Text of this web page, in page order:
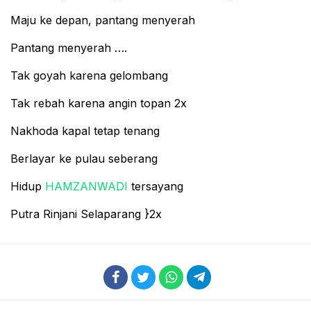
Maju ke depan, pantang menyerah
Pantang menyerah ….
Tak goyah karena gelombang
Tak rebah karena angin topan 2x
Nakhoda kapal tetap tenang
Berlayar ke pulau seberang
Hidup HAMZANWADI tersayang
Putra Rinjani Selaparang }2x